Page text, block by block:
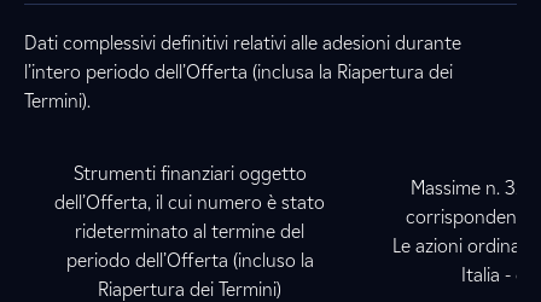
Dati complessivi definitivi relativi alle adesioni durante
l’intero periodo dell’Offerta (inclusa la Riapertura dei
Termini).
Strumenti finanziari oggetto
dell’Offerta, il cui numero è stato
rideterminato al termine del
periodo dell’Offerta (incluso la
Riapertura dei Termini)
Massime n.
corrispondenti
Le azioni
Italia -